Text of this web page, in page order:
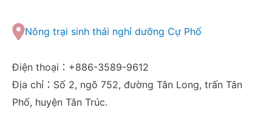
Nông trại sinh thái nghỉ dưỡng Cự Phố
Điện thoại：+886-3589-9612
Địa chỉ：Số 2, ngõ 752, đường Tân Long, trấn Tân
Phố, huyện Tân Trúc.